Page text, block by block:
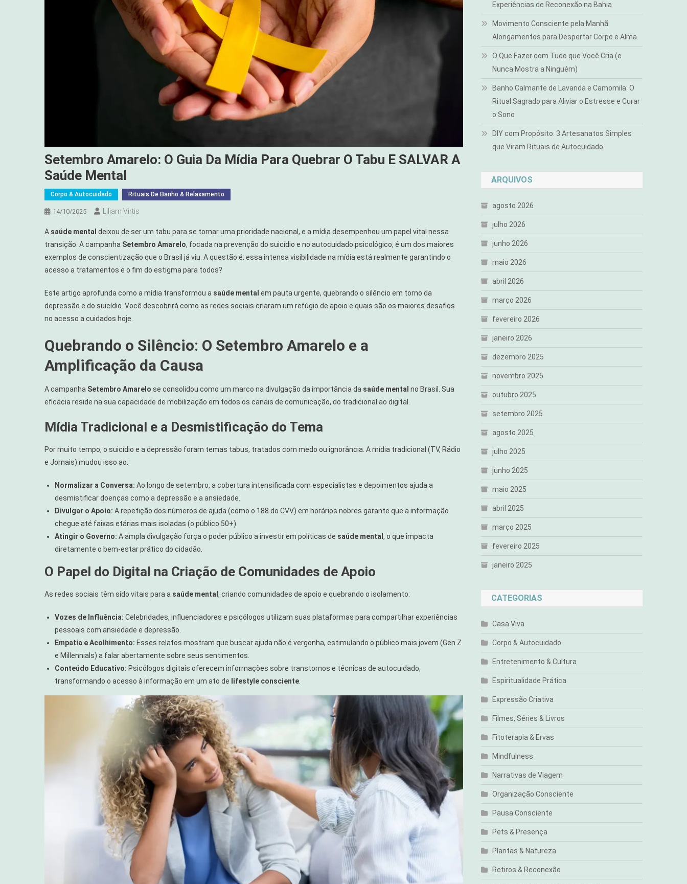
Setembro Amarelo: O Guia Da Mídia Para Quebrar O Tabu E SALVAR A
Saúde Mental
Corpo & Autocuidado Rituais De Banho & Relaxamento
14/10/2025 Liliam Virtis
A saúde mental deixou de ser um tabu para se tornar uma prioridade nacional, e a mídia desempenhou um papel vital nessa
transição. A campanha Setembro Amarelo, focada na prevenção do suicídio e no autocuidado psicológico, é um dos maiores
exemplos de conscientização que o Brasil já viu. A questão é: essa intensa visibilidade na mídia está realmente garantindo o
acesso a tratamentos e o fim do estigma para todos?
Este artigo aprofunda como a mídia transformou a saúde mental em pauta urgente, quebrando o silêncio em torno da
depressão e do suicídio. Você descobrirá como as redes sociais criaram um refúgio de apoio e quais são os maiores desafios
no acesso a cuidados hoje.
Quebrando o Silêncio: O Setembro Amarelo e a
Amplificação da Causa
A campanha Setembro Amarelo se consolidou como um marco na divulgação da importância da saúde mental no Brasil. Sua
eficácia reside na sua capacidade de mobilização em todos os canais de comunicação, do tradicional ao digital.
Mídia Tradicional e a Desmistificação do Tema
Por muito tempo, o suicídio e a depressão foram temas tabus, tratados com medo ou ignorância. A mídia tradicional (TV, Rádio
e Jornais) mudou isso ao:
Normalizar a Conversa: Ao longo de setembro, a cobertura intensificada com especialistas e depoimentos ajuda a
desmistificar doenças como a depressão e a ansiedade.
Divulgar o Apoio: A repetição dos números de ajuda (como o 188 do CVV) em horários nobres garante que a informação
chegue até faixas etárias mais isoladas (o público 50+).
Atingir o Governo: A ampla divulgação força o poder público a investir em políticas de saúde mental , o que impacta
diretamente o bem-estar prático do cidadão.
O Papel do Digital na Criação de Comunidades de Apoio
As redes sociais têm sido vitais para a saúde mental , criando comunidades de apoio e quebrando o isolamento:
Vozes de Influência: Celebridades, influenciadores e psicólogos utilizam suas plataformas para compartilhar experiências
pessoais com ansiedade e depressão.
Empatia e Acolhimento: Esses relatos mostram que buscar ajuda não é vergonha, estimulando o público mais jovem (Gen Z
e Millennials) a falar abertamente sobre seus sentimentos.
Conteúdo Educativo: Psicólogos digitais oferecem informações sobre transtornos e técnicas de autocuidado,
transformando o acesso à informação em um ato de lifestyle consciente
Experiências de Reconexão na Bahia
Movimento Consciente pela Manhã:
Alongamentos para Despertar Corpo e Alma
O Que Fazer com Tudo que Você Cria (e
Nunca Mostra a Ninguém)
Banho Calmante de Lavanda e Camomila: O
Ritual Sagrado para Aliviar o Estresse e Curar
o Sono
DIY com Propósito: 3 Artesanatos Simples
que Viram Rituais de Autocuidado
ARQUIVOS
agosto 2026
julho 2026
junho 2026
maio 2026
abril 2026
março 2026
fevereiro 2026
janeiro 2026
dezembro 2025
novembro 2025
outubro 2025
setembro 2025
agosto 2025
julho 2025
junho 2025
maio 2025
abril 2025
março 2025
fevereiro 2025
janeiro 2025
CATEGORIAS
Casa Viva
Corpo & Autocuidado
Entretenimento & Cultura
Espiritualidade Prática
Expressão Criativa
Filmes, Séries & Livros
Fitoterapia & Ervas
Mindfulness
Narrativas de Viagem
Organização Consciente
Pausa Consciente
Pets & Presença
Plantas & Natureza
Retiros & Reconexão